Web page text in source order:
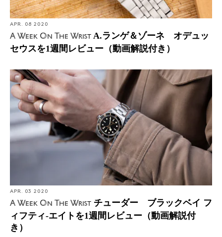
APR. 08 2020
A Week On The Wrist A.ランゲ＆ゾーネ オデュッ
セウスを1週間レビュー（動画解説付き）
APR. 03 2020
A Week On The Wrist チューダー ブラックベイ フ
ィフティ-エイトを1週間レビュー（動画解説付
き）